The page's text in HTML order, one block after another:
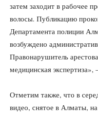
затем заходит в рабочее
волосы. Публикацию
Департамента полиции
возбуждено
Правонарушитель
медицинская
Отметим также, что в
видео, снятое в Алматы,